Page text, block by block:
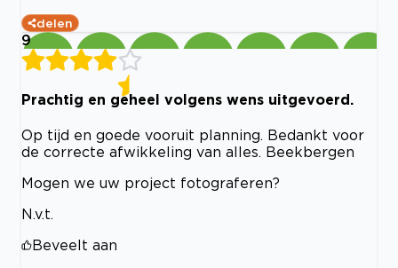
delen
9
Prachtig en geheel volgens wens uitgevoerd.
Op tijd en goede vooruit planning. Bedankt voor
de correcte afwikkeling van alles. Beekbergen
Mogen we uw project fotograferen?
N.v.t.
Beveelt aan